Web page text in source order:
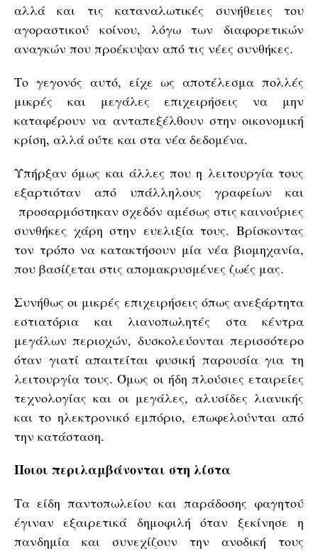
αλλά και τις καταναλωτικές συνήθειες του
αγοραστικού κοίνου, λόγω των διαφορετικών
αναγκών που προέκυψαν από τις νέες συνθήκες.
Το γεγονός αυτό, είχε ως αποτέλεσμα πολλές
μικρές και μεγάλες επιχειρήσεις να μην
καταφέρουν να ανταπεξέλθουν στην οικονομική
κρίση, αλλά ούτε και στα νέα δεδομένα.
Υπήρξαν όμως και άλλες που η λειτουργία τους
εξαρτιόταν από υπάλληλους γραφείων και
προσαρμόστηκαν σχεδόν αμέσως στις καινούριες
συνθήκες χάρη στην ευελιξία τους. Βρίσκοντας
τον τρόπο να κατακτήσουν μία νέα βιομηχανία,
που βασίζεται στις απομακρυσμένες ζωές μας.
Συνήθως οι μικρές επιχειρήσεις όπως ανεξάρτητα
εστιατόρια και λιανοπωλητές στα κέντρα
μεγάλων περιοχών, δυσκολεύονται περισσότερο
όταν γιατί απαιτείται φυσική παρουσία για τη
λειτουργία τους. Όμως οι ήδη πλούσιες εταιρείες
τεχνολογίας και οι μεγάλες, αλυσίδες λιανικής
και το ηλεκτρονικό εμπόριο, επωφελούνται από
την κατάσταση.
Ποιοι περιλαμβάνονται στη λίστα
Τα είδη παντοπωλείου και παράδοσης φαγητού
έγιναν εξαιρετικά δημοφιλή όταν ξεκίνησε η
πανδημία και συνεχίζουν την ανοδική τους